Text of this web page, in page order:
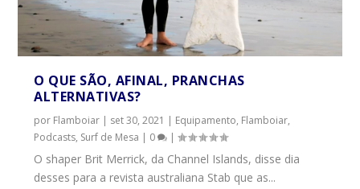
O QUE SÃO, AFINAL, PRANCHAS
ALTERNATIVAS?
por Flamboiar | set 30, 2021 | Equipamento, Flamboiar,
Podcasts, Surf de Mesa | 0 |
O shaper Brit Merrick, da Channel Islands, disse dia
desses para a revista australiana Stab que as...